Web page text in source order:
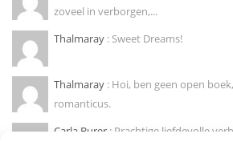
zoveel in verborgen,...
Thalmaray : Sweet Dreams!
Thalmaray : Hoi, ben geen open
romanticus.
Carla Burer : Prachtige liefdevolle